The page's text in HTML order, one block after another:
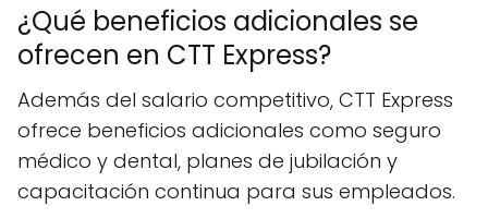
¿Qué beneficios adicionales se
ofrecen en CTT Express?
Además del salario competitivo, CTT Express
ofrece beneficios adicionales como seguro
médico y dental, planes de jubilación y
capacitación continua para sus empleados.